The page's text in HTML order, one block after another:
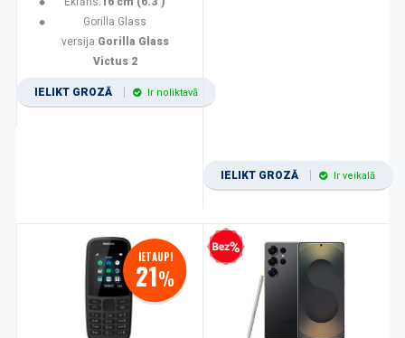
Gorilla Glass
versija:Gorilla Glass
Victus 2
IELIKT GROZĀ Ir noliktavā
IELIKT GROZĀ Ir veikalā
IETAUPI
21%
Bezprocentu kredīts